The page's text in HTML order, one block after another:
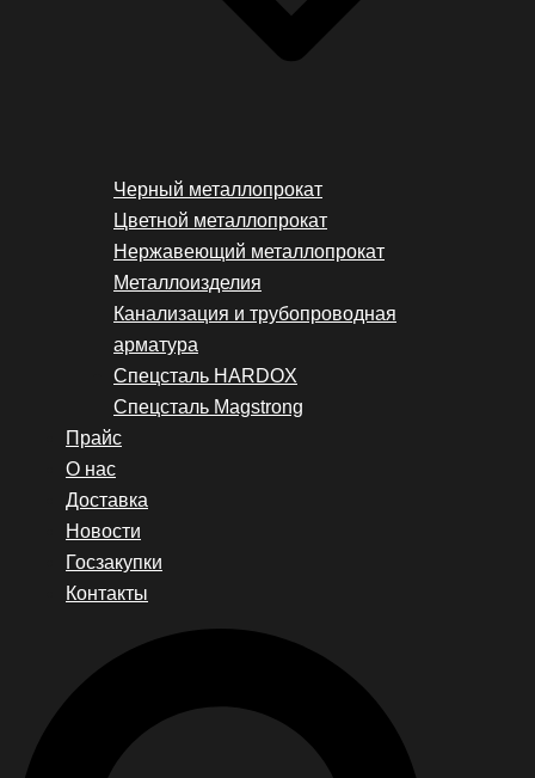
Черный металлопрокат
Цветной металлопрокат
Нержавеющий металлопрокат
Металлоизделия
Канализация и трубопроводная
арматура
Спецсталь HARDOX
Спецсталь Magstrong
Прайс
О нас
Доставка
Новости
Госзакупки
Контакты